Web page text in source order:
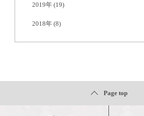
2019年 (19)
2018年 (8)
Page top